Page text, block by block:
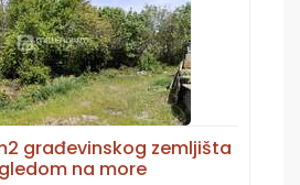
građevinskog zemljišta
na more